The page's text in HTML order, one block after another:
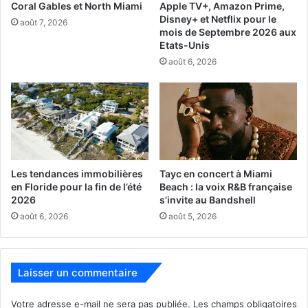
mois dans la
Courrier des Amériques. Pour voir la rubrique,
(La liste sur cette page où vous vous trouvez ne contient
que les festivals les plus importants).
– Vous avez aussi de grands événementsgratuitsqui sont
organisés chaque mois de l’année dans la région de
Miami/Broward/Palm-Beach. Pour les voir, cliquez ici
– Vous trouvez également beaucoup de foires d’artisans
sur ces sites
:www.artfestival.com/www.bucklercraftfair.com
Coral Gables et North Miami
août 7, 2026
Apple TV+, Amazon Prime,
Disney+ et Netflix pour le
mois de Septembre 2026 aux
Etats-Unis
août 6, 2026
Les tendances immobilières
en Floride pour la fin de l’été
2026
août 6, 2026
Tayc en concert à Miami
Beach : la voix R&B française
s’invite au Bandshell
août 5, 2026
Laisser un commentaire
Votre adresse e-mail ne sera pas publiée. Les champs obligatoires